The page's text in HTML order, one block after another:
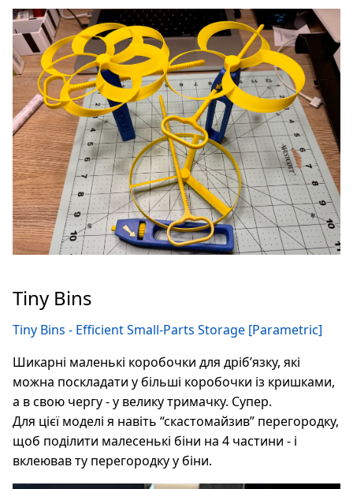
Tiny Bins
Tiny Bins - Efficient Small-Parts Storage [Parametric]
Шикарні маленькі коробочки для дрібʼязку, які
можна поскладати у більші коробочки із кришками,
а в свою чергу - у велику тримачку. Супер.
Для цієї моделі я навіть “скастомайзив” перегородку,
щоб поділити малесенькі біни на 4 частини - і
вклеював ту перегородку у біни.